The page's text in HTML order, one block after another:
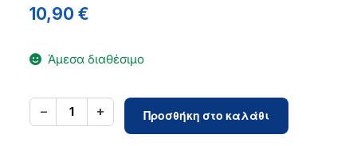
10,90€
Άμεσα διαθέσιμο
− 1 +
Case
for
Προσθήκη στο καλάθι